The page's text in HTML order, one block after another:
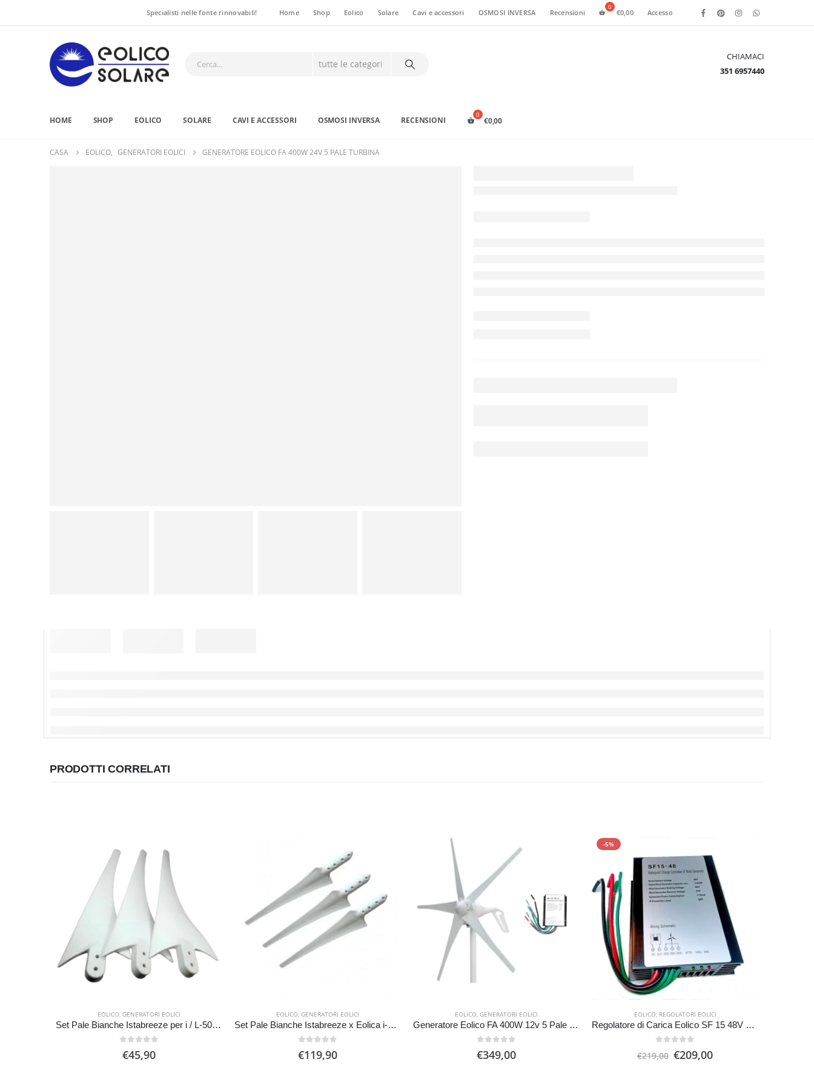
Specialisti nelle fonte rinnovabili! Home Shop Eolico Solare Cavi e accessori OSMOSI INVERSA Recensioni €0,00 Accesso
CHIAMACI
351 6957440
HOME SHOP EOLICO SOLARE CAVI E ACCESSORI OSMOSI INVERSA RECENSIONI €0,00
CASA EOLICO, GENERATORI EOLICI GENERATORE EOLICO FA 400W 24V 5 PALE TURBINA
PRODOTTI CORRELATI
EOLICO GENERATORI EOLICI
Set Pale Bianche Istabreeze per i / L-500 w o 12v / 24v
€45,90
EOLICO GENERATORI EOLICI
Set Pale Bianche Istabreeze x Eolica i-1000 w i-1500w i 2000w
€119,90
EOLICO GENERATORI EOLICI
Generatore Eolico FA 400W 12v 5 Pale Turbina eolica
€349,00
-5%
EOLICO REGOLATORI EOLICI
Regolatore di Carica Eolico SF 15 48V da1500W
€219,00 Il
prezzo
€209,00Il